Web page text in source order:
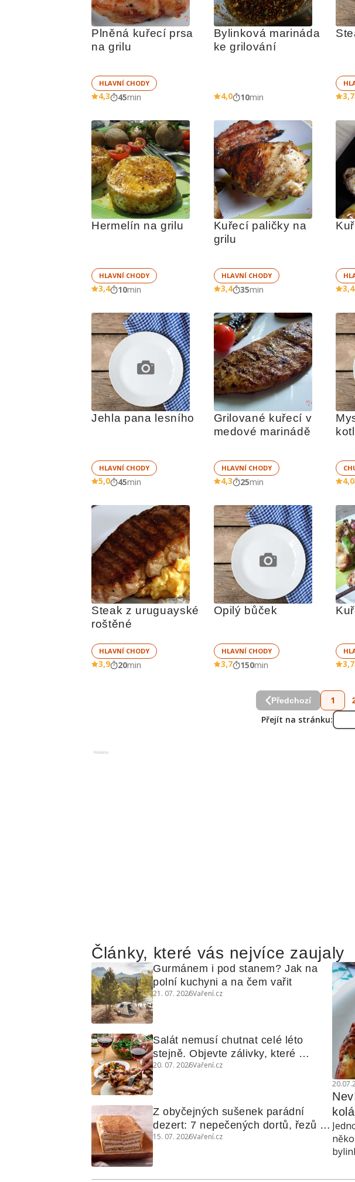
Plněná kuřecí prsa
na grilu
HLAVNÍ CHODY
4,3 45min
Bylinková marináda
ke grilování
4,0 10min 3,7
Hermelín na grilu
HLAVNÍ CHODY
3,4 10min
Kuřecí paličky na
grilu
HLAVNÍ CHODY
3,4 35min 3,4
Jehla pana lesního
HLAVNÍ CHODY
5,0 45min
Grilované kuřecí v
medové marinádě
HLAVNÍ CHODY
4,3 25min 4,0
Steak z uruguayské
roštěné
HLAVNÍ CHODY
3,9 20min
Opilý bůček
HLAVNÍ CHODY
3,7 150min 3,7
Předchozí 1
Přejít na stránku:
Reklama
Články, které vás nejvíce zaujaly
Gurmánem i pod stanem? Jak na
polní kuchyni a na čem vařit
21. 07. 2026Vaření.cz
Salát nemusí chutnat celé léto
stejně. Objevte zálivky, které
využijete i na maso, nudle nebo
20. 07. 2026Vaření.cz
Z obyčejných sušenek parádní
dezert: 7 nepečených dortů, řezů a
koláčů
15. 07. 2026Vaření.cz